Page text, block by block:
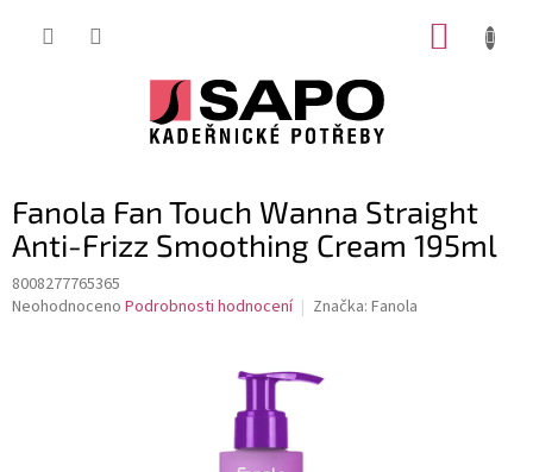
Fanola Fan Touch Wanna Straight
Anti-Frizz Smoothing Cream 195ml
8008277765365
Průměrné
Neohodnoceno Podrobnosti hodnocení Značka: Fanola